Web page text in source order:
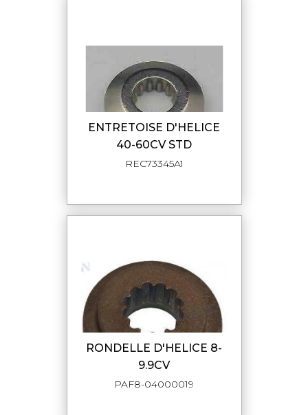
ENTRETOISE D'HELICE
40-60CV STD
REC73345A1
RONDELLE D'HELICE 8-
9.9CV
PAF8-04000019